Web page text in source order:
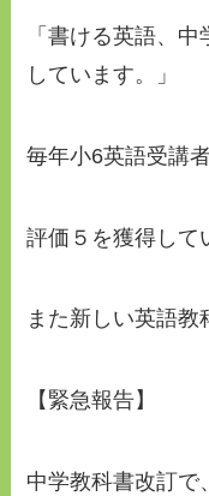
「書ける英語、
しています。」
毎年小6英語受講
評価５を獲得して
また新しい英語教
【緊急報告】
中学教科書改訂で